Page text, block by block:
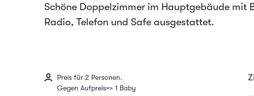
Schöne Doppelzimmer im Hauptgebäude mit
Radio, Telefon und Safe ausgestattet.
Preis für 2 Personen.
Gegen Aufpreis=> 1 Baby